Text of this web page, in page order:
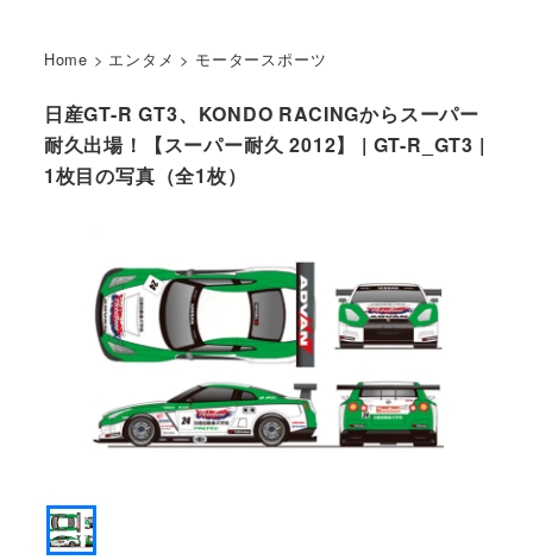
Home > エンタメ > モータースポーツ
日産GT-R GT3、KONDO RACINGからスーパー
耐久出場！【スーパー耐久 2012】 | GT-R_GT3 |
1枚目の写真（全1枚）